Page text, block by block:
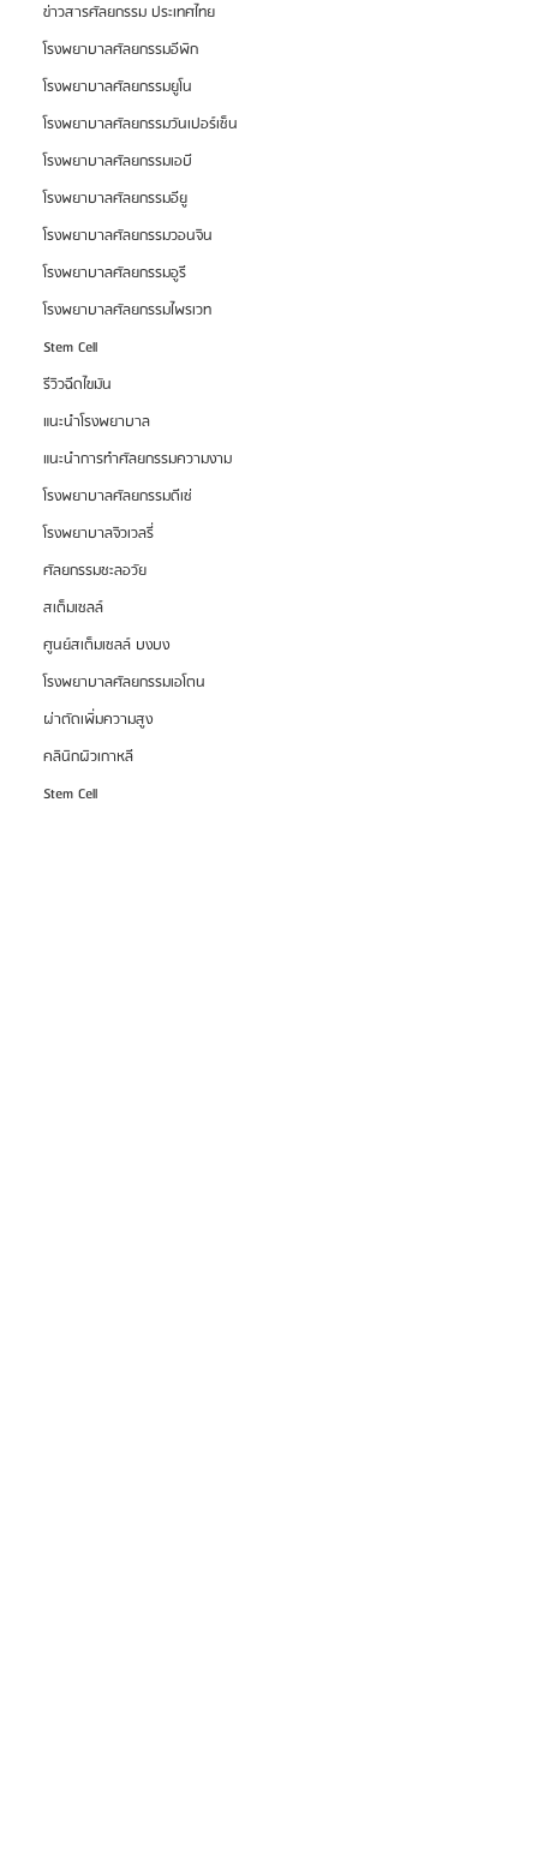
ข่าวสารศัลยกรรม ประเทศไทย
โรงพยาบาลศัลยกรรมอีพิก
โรงพยาบาลศัลยกรรมยูโน
โรงพยาบาลศัลยกรรมวันเปอร์เซ็น
โรงพยาบาลศัลยกรรมเอบี
โรงพยาบาลศัลยกรรมอียู
โรงพยาบาลศัลยกรรมวอนจิน
โรงพยาบาลศัลยกรรมอูรี
โรงพยาบาลศัลยกรรมไพรเวท
Stem Cell
รีวิวฉีดไขมัน
แนะนำโรงพยาบาล
แนะนำการทำศัลยกรรมความงาม
โรงพยาบาลศัลยกรรมดีเซ่
โรงพยาบาลจิวเวลรี่
ศัลยกรรมชะลอวัย
สเต็มเซลล์
ศูนย์สเต็มเซลล์ บงบง
โรงพยาบาลศัลยกรรมเอโตน
ผ่าตัดเพิ่มความสูง
คลินิกผิวเกาหลี
Stem Cell